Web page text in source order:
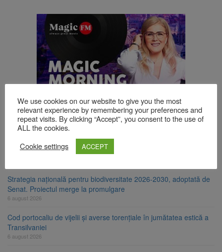
TOP ȘTIRI
Strategia națională pentru biodiversitate 2026-2030, adoptată de
Senat. Proiectul merge la promulgare
6 august 2026
Cod portocaliu de vijelii și averse torențiale în jumătatea estică a
Transilvaniei
6 august 2026
We use cookies on our website to give you the most
relevant experience by remembering your preferences and
repeat visits. By clicking “Accept”, you consent to the use of
ALL the cookies.
Cookie settings
ACCEPT